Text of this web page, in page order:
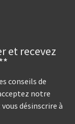
et recevez
conseils de
notre
vous désinscrire à